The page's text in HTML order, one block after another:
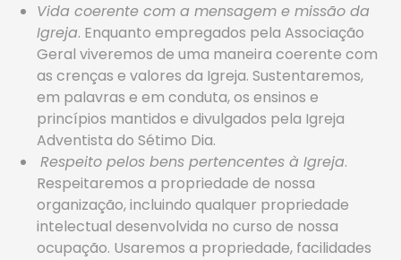
Vida coerente com a mensagem e missão da
Igreja. Enquanto empregados pela Associação
Geral viveremos de uma maneira coerente com
as crenças e valores da Igreja. Sustentaremos,
em palavras e em conduta, os ensinos e
princípios mantidos e divulgados pela Igreja
Adventista do Sétimo Dia.
Respeito pelos bens pertencentes à Igreja.
Respeitaremos a propriedade de nossa
organização, incluindo qualquer propriedade
intelectual desenvolvida no curso de nossa
ocupação. Usaremos a propriedade, facilidades